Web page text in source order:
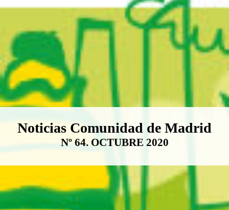
Boletín Noticias Comunidad de
Noticias Comunidad de Madrid
Nº 64. OCTUBRE 2020